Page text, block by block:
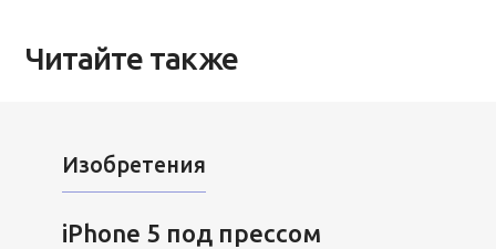
Читайте также
Изобретения
iPhone 5 под прессом